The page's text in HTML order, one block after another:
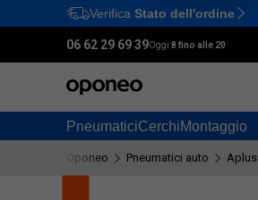
Ctrl
Verifica Stato dell'ordine
06 62 29 69 39Oggi:8 fino alle 20
PneumaticiCerchiMontaggio
Oponeo Pneumatici auto Aplus